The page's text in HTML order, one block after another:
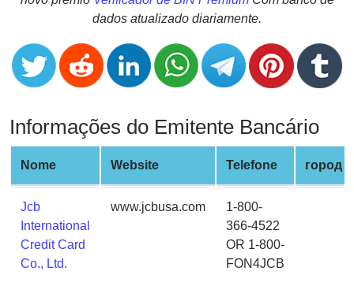
Card
Random
Credit
Card
Generate
Credit
Card
from
BIN
Credit
Card
Checker
dados atualizado diariamente.
Informações do Emitente Bancário
Nome Website Telefone город
Jcb
International
Credit Card
Co., Ltd.
www.jcbusa.com
1-800-
366-4522
OR 1-800-
FON4JCB